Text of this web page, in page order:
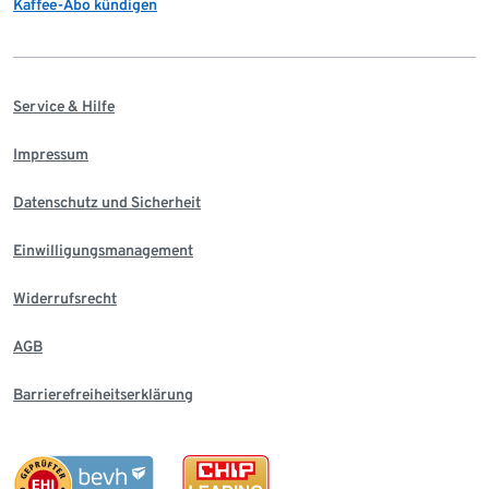
Kaffee-Abo kündigen
Service & Hilfe
Impressum
Datenschutz und Sicherheit
Einwilligungsmanagement
Widerrufsrecht
AGB
Barrierefreiheitserklärung